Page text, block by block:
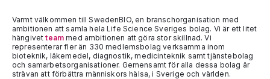
Varmt välkommen till SwedenBIO, en branschorganisation med
ambitionen att samla hela Life Science Sveriges bolag. Vi är ett litet
hängivetteam med ambitionen att göra stor skillnad. Vi
representerar fler än 330 medlemsbolag verksamma inom
bioteknik, läkemedel, diagnostik, medicinteknik samt tjänstebolag
och samarbetsorganisationer. Gemensamt för alla dessa bolag är
strävan att förbättra människors hälsa, i Sverige och världen.